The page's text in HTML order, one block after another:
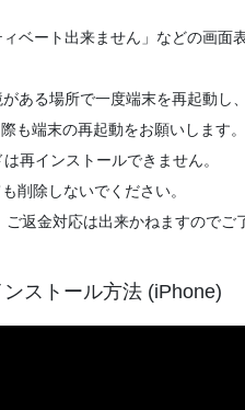
ベート出来ません」などの画
ある場所で一度端末を再起動し
も端末の再起動をお願いします。
再インストールできません。
削除しないでください。
返金対応は出来かねますのでご
ストール方法 (iPhone)